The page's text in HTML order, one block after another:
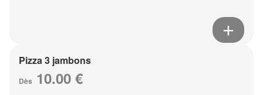
Pizza 3 jambons
Dès 10.00 €